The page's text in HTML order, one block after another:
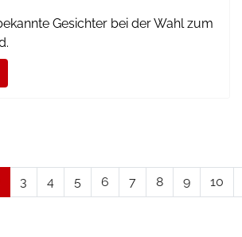
Gesichter bei der Wahl zum
3 4 5 6 7 8 9 10